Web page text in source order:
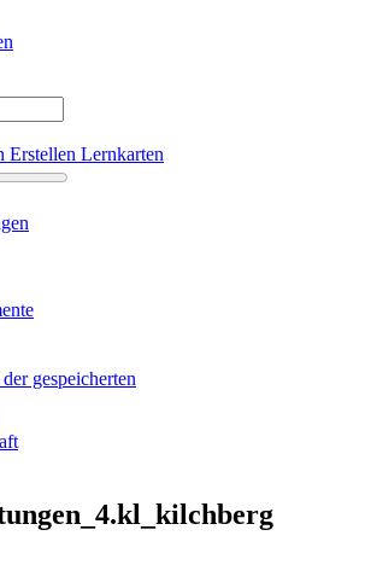
Erstellen Lernkarten
gespeicherten